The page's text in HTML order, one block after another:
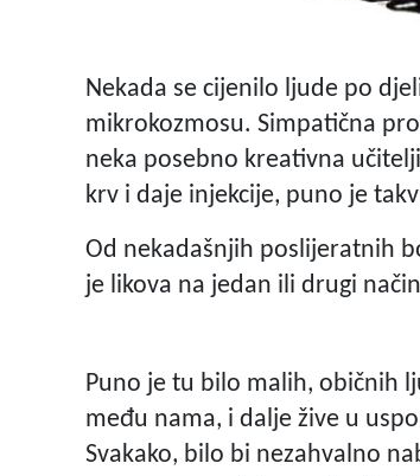
Nekada se cijenilo ljude po
mikrokozmosu. Simpatična
neka posebno kreativna
krv i daje injekcije, puno je
Od nekadašnjih poslijeratnih
je likova na jedan ili drugi
Puno je tu bilo malih, običnih
među nama, i dalje žive u
Svakako, bilo bi nezahvalno